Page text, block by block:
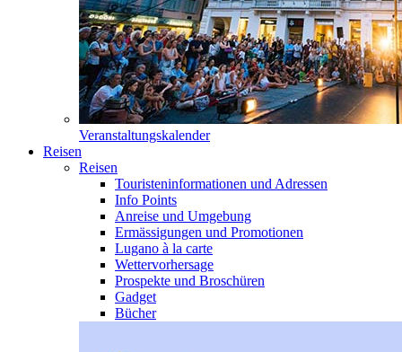
Veranstaltungskalender
Reisen
Reisen
Touristeninformationen und Adressen
Info Points
Anreise und Umgebung
Ermässigungen und Promotionen
Lugano à la carte
Wettervorhersage
Prospekte und Broschüren
Gadget
Bücher